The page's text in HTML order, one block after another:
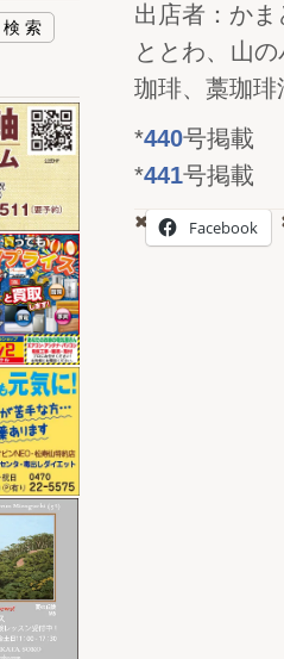
出店者：か
ととわ、山
珈琲、藁珈
*440号掲載
*441号掲載
Facebook